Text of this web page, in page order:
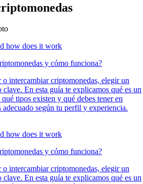
y cómo funciona?
o intercambiar criptomonedas, elegir un
clave. En esta guía te explicamos qué es un
tipos existen y qué debes tener en
adecuado según tu perfil y experiencia.
y cómo funciona?
o intercambiar criptomonedas, elegir un
clave. En esta guía te explicamos qué es un